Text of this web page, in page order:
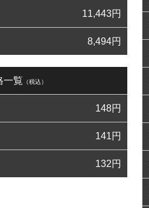
11,443円
8,494円
一覧 （税込）
148円
141円
132円